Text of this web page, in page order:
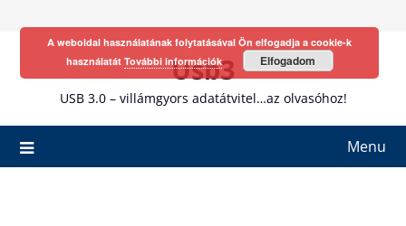
Usb3
USB 3.0 – villámgyors adatátvitel…az olvasóhoz!
Menu
A weboldal használatának folytatásával Ön elfogadja a cookie-k
használatát További információk Elfogadom